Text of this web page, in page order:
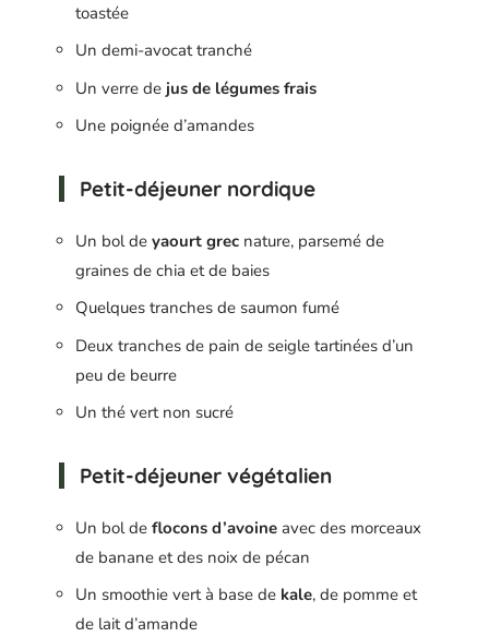
toastée
Un demi-avocat tranché
Un verre de jus de légumes frais
Une poignée d’amandes
Petit-déjeuner nordique
Un bol de yaourt grec nature, parsemé de
graines de chia et de baies
Quelques tranches de saumon fumé
Deux tranches de pain de seigle tartinées d’un
peu de beurre
Un thé vert non sucré
Petit-déjeuner végétalien
Un bol de flocons d’avoine avec des morceaux
de banane et des noix de pécan
Un smoothie vert à base de kale, de pomme et
de lait d’amande